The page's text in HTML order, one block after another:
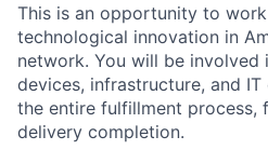
This is an opportunity to
technological innovation in
network. You will be involved
devices, infrastructure, and
the entire fulfillment process,
delivery completion.